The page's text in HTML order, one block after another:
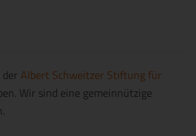
Albert Schweitzer Stiftung für
Wir sind eine gemeinnützige